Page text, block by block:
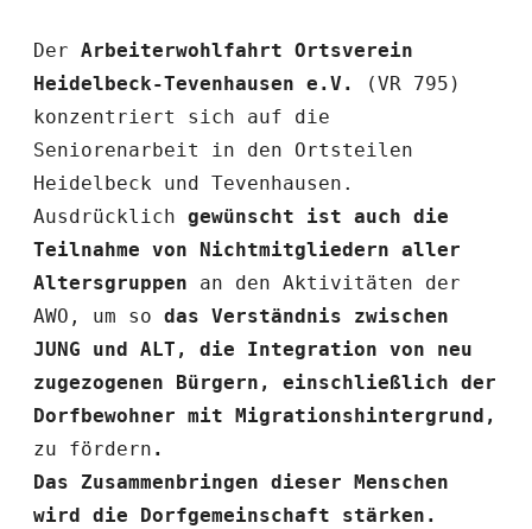
Der Arbeiterwohlfahrt Ortsverein
Heidelbeck-Tevenhausen e.V.
(VR 795)
konzentriert sich auf die
Seniorenarbeit in den Ortsteilen
Heidelbeck und Tevenhausen.
Ausdrücklich gewünscht ist auch die
Teilnahme von Nichtmitgliedern aller
Altersgruppen an den Aktivitäten der
AWO, um so das Verständnis zwischen
JUNG und ALT, die Integration von neu
zugezogenen Bürgern, einschließlich der
zu fördern .
Das Zusammenbringen dieser Menschen
wird die Dorfgemeinschaft stärken.